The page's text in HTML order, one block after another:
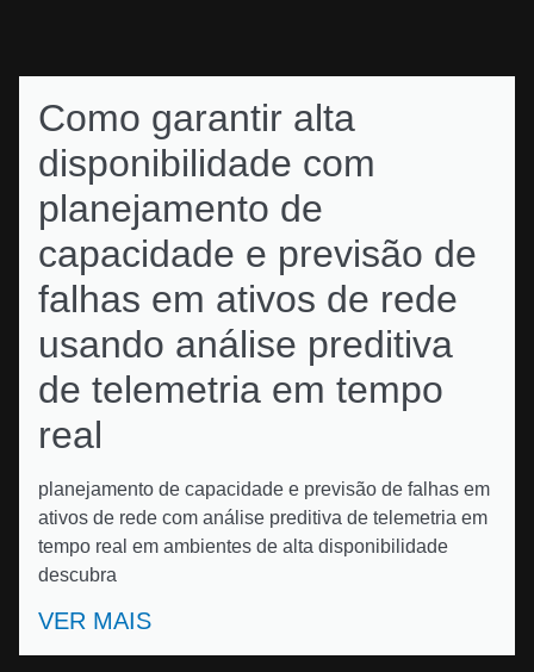
Como garantir alta
disponibilidade com
planejamento de
capacidade e previsão de
falhas em ativos de rede
usando análise preditiva
de telemetria em tempo
real
planejamento de capacidade e previsão de falhas em
ativos de rede com análise preditiva de telemetria em
tempo real em ambientes de alta disponibilidade
descubra
VER MAIS